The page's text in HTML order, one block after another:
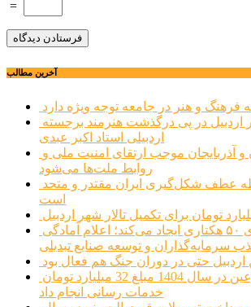
=
آخرین مطالب
فرهنگ و هنر در جامعه توجه ویژه دارد
اردبیلی استاد اکبر عبدی
روابط ملت‌ها می‌شود
است
سرمایه‌گذاران و توسعه صنایع تبدیلی
اردبیل حتی در دوران جنگ هم فعال بود
خدمات رسانی انجام داد